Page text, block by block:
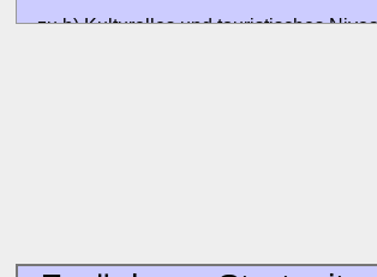
zu b) Kulturelles und touristisches